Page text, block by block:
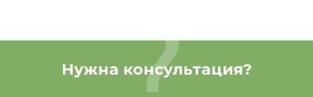
Нужна консультация?